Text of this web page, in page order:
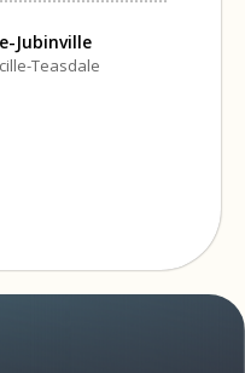
Jubinville
Teasdale